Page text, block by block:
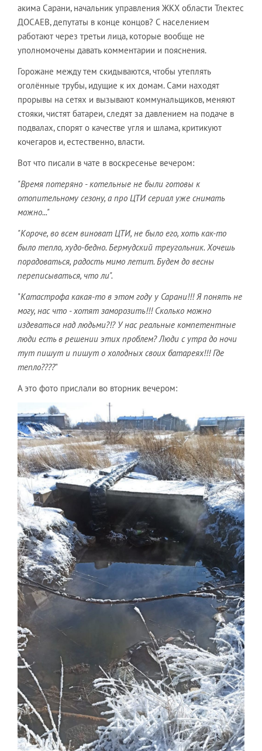
акима Сарани, начальник управления ЖКХ области Тлектес
ДОСАЕВ, депутаты в конце концов? С населением
работают через третьи лица, которые вообще не
уполномочены давать комментарии и пояснения.
Горожане между тем скидываются, чтобы утеплять
оголённые трубы, идущие к их домам. Сами находят
прорывы на сетях и вызывают коммунальщиков, меняют
стояки, чистят батареи, следят за давлением на подаче в
подвалах, спорят о качестве угля и шлама, критикуют
кочегаров и, естественно, власти.
Вот что писали в чате в воскресенье вечером:
"Время потеряно - котельные не были готовы к
отопительному сезону, а про ЦТИ сериал уже снимать
можно..."
"Короче, во всем виноват ЦТИ, не было его, хоть как-то
было тепло, худо-бедно. Бермудский треугольник. Хочешь
порадоваться, радость мимо летит. Будем до весны
переписываться, что ли".
"Катастрофа какая-то в этом году у Сарани!!! Я понять не
могу, нас что - хотят заморозить!!! Сколько можно
издеваться над людьми?!? У нас реальные компетентные
люди есть в решении этих проблем? Люди с утра до ночи
тут пишут и пишут о холодных своих батареях!!! Где
тепло????"
А это фото прислали во вторник вечером: